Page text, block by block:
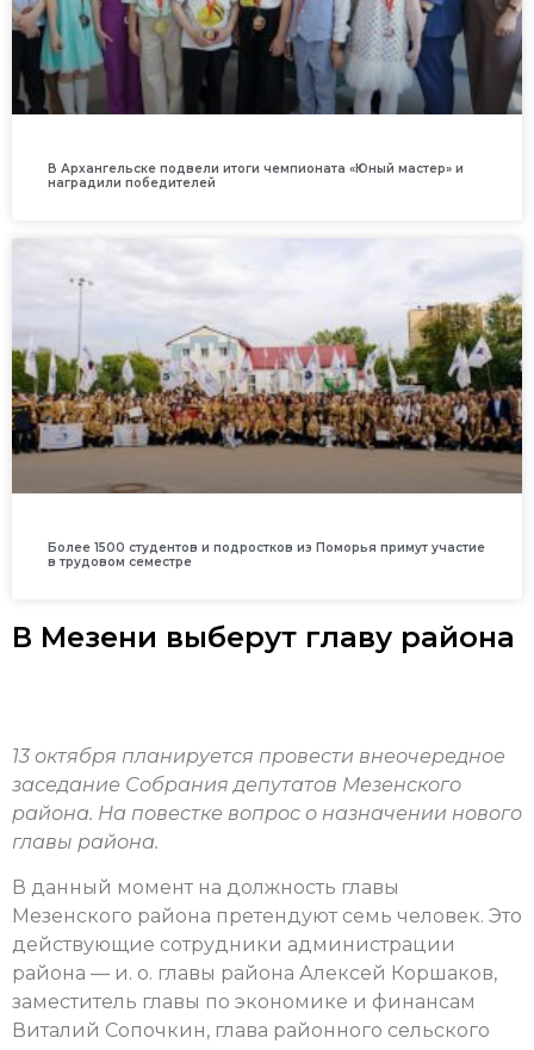
В Архангельске подвели итоги чемпионата «Юный мастер» и
наградили победителей
Более 1500 студентов и подростков из Поморья примут участие
в трудовом семестре
В Мезени выберут главу района
13 октября планируется провести внеочередное
заседание Собрания депутатов Мезенского
района. На повестке вопрос о назначении нового
главы района.
В данный момент на должность главы
Мезенского района претендуют семь человек. Это
действующие сотрудники администрации
района — и. о. главы района Алексей Коршаков,
заместитель главы по экономике и финансам
Виталий Сопочкин, глава районного сельского